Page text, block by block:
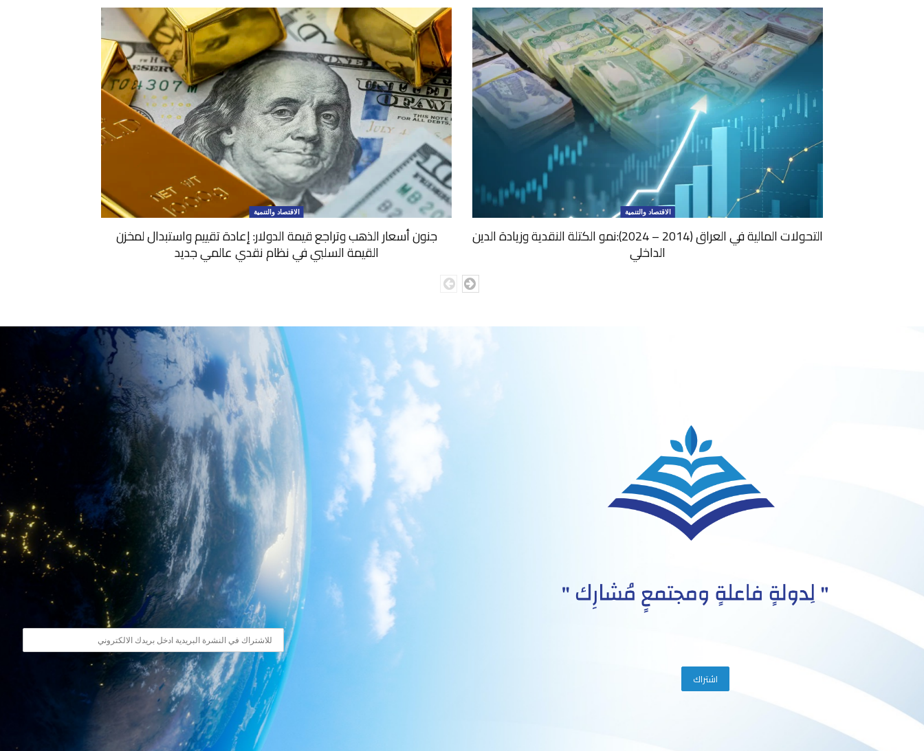
الاقتصاد والتنمية
التحولات المالية في العراق (2014 – 2024):نمو الكتلة النقدية وزيادة الدين
الداخلي
الاقتصاد والتنمية
جنون أسعار الذهب وتراجع قيمة الدولار: إعادة تقييم واستبدال لمخزن
القيمة السلبي في نظام نقدي عالمي جديد